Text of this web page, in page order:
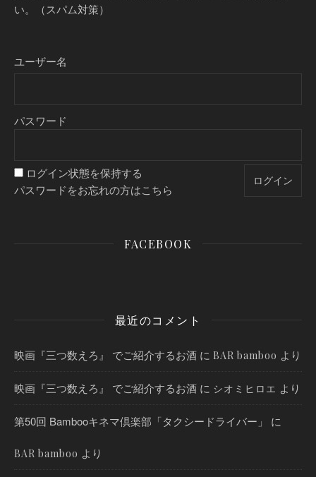
い。（スパム対策）
ユーザー名
パスワード
ログイン状態を保持する
パスワードをお忘れの方はこちら
FACEBOOK
最近のコメント
映画『三つ数えろ』 でご紹介するお酒 に BAR bamboo より
映画『三つ数えろ』 でご紹介するお酒 に シオミヒロエ より
第50回 Bambooキネマ倶楽部「タクシードライバー」 に
BAR bamboo より